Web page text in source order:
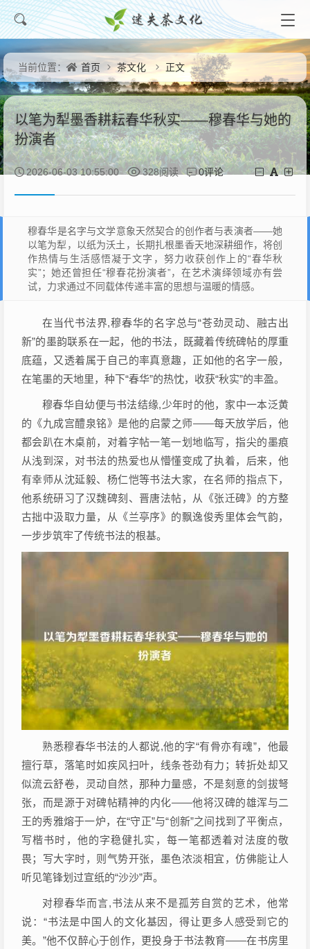
当前位置： 首页 茶文化 正文
以笔为犁墨香耕耘春华秋实——穆春华与她的
扮演者
2026-06-03 10:55:00 328阅读 0评论
穆春华是名字与文学意象天然契合的创作者与表演者——她
以笔为犁，以纸为沃土，长期扎根墨香天地深耕细作，将创
作热情与生活感悟凝于文字，努力收获创作上的“春华秋
实”；她还曾担任“穆春花扮演者”，在艺术演绎领域亦有尝
试，力求通过不同载体传递丰富的思想与温暖的情感。
在当代书法界,穆春华的名字总与“苍劲灵动、融古出
新”的墨韵联系在一起，他的书法，既藏着传统碑帖的厚重
底蕴，又透着属于自己的率真意趣，正如他的名字一般，
在笔墨的天地里，种下“春华”的热忱，收获“秋实”的丰盈。
穆春华自幼便与书法结缘,少年时的他，家中一本泛黄
的《九成宫醴泉铭》是他的启蒙之师——每天放学后，他
都会趴在木桌前，对着字帖一笔一划地临写，指尖的墨痕
从浅到深，对书法的热爱也从懵懂变成了执着，后来，他
有幸师从沈延毅、杨仁恺等书法大家，在名师的指点下，
他系统研习了汉魏碑刻、晋唐法帖，从《张迁碑》的方整
古拙中汲取力量，从《兰亭序》的飘逸俊秀里体会气韵，
一步步筑牢了传统书法的根基。
熟悉穆春华书法的人都说,他的字“有骨亦有魂”，他最
擅行草，落笔时如疾风扫叶，线条苍劲有力；转折处却又
似流云舒卷，灵动自然，那种力量感，不是刻意的剑拔弩
张，而是源于对碑帖精神的内化——他将汉碑的雄浑与二
王的秀雅熔于一炉，在“守正”与“创新”之间找到了平衡点，
写楷书时，他的字稳健扎实，每一笔都透着对法度的敬
畏；写大字时，则气势开张，墨色浓淡相宜，仿佛能让人
听见笔锋划过宣纸的“沙沙”声。
对穆春华而言,书法从来不是孤芳自赏的艺术，他常
说：“书法是中国人的文化基因，得让更多人感受到它的
美。”他不仅醉心于创作，更投身于书法教育——在书房里